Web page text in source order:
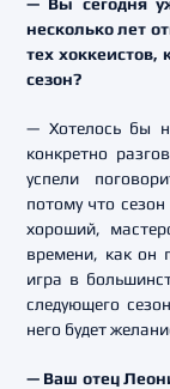
несколько лет
тех
сезон?
— Хотелось бы
конкретно
успели
потому что
хороший,
времени, как он
игра в
следующего
него будет
— Ваш отец